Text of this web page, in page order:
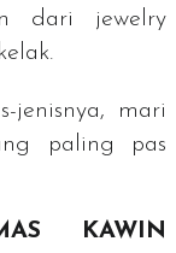
dari jewelry
jenisnya, mari
paling pas
KAWIN